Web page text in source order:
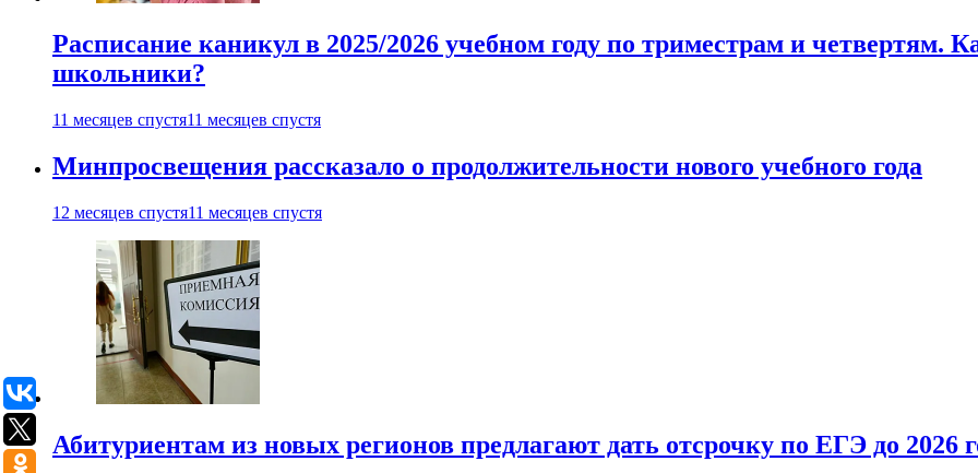
Расписание каникул в 2025/2026 учебном году по триместрам и четвертям.
школьники?
11 месяцев спустя11 месяцев спустя
Минпросвещения рассказало о продолжительности нового учебного года
12 месяцев спустя11 месяцев спустя
Абитуриентам из новых регионов предлагают дать отсрочку по ЕГЭ до 2026